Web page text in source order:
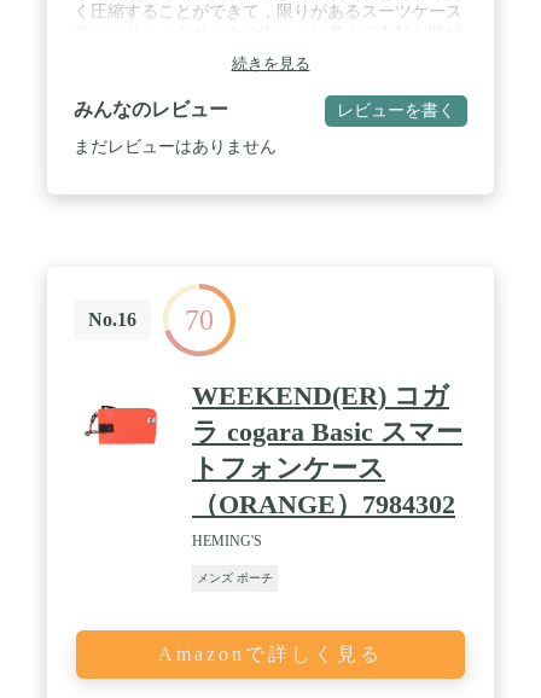
く圧縮することができて，限りがあるスーツケース
できます。 / 【長持ち】 本社の収納袋は超軽量ナ
イロン生地で造ったので，軽くて薄いだがノンスト
ップの旅でも耐えられます。ダブルステッチのYKK
ファスナーを使うことによって収納袋を固め，圧縮
可能な旅行収納袋ができ，非常に長持ちします。 /
のサイズ 約25×18×4 センチ（小さいサイズ）約
36×25×4 センチ（大きいサイズ）、圧縮前のサイズ
約25×18×10 センチ （小さいサイズ）約36×25×10
センチ （大きいサイズ）。 / 【より良い旅行グッ
ズ】 立方体で圧縮可能な収納袋セットは貴方の様々
なアィテムをきちんと並べることができます。家族
旅行、ビジネス旅行、遠足、キャンプやツーリング
カー又はクルーズ客船旅行に適したグッズです。も
しも購入した本社の商品がお気に入らない場合商品
続きを見る
みんなのレビュー レビューを書く
まだレビューはありません
No.16 70
WEEKEND(ER) コガ
ラ cogara Basic スマー
トフォンケース
（ORANGE）7984302
HEMING'S
メンズ ポーチ
Amazonで詳しく見る